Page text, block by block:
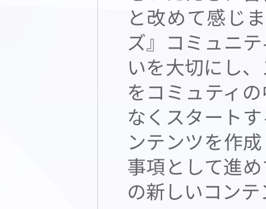
と改めて感じ
ズ』コミュニ
いを大切にし
をコミュティ
なくスタート
ンテンツを作
事項として進
の新しいコン